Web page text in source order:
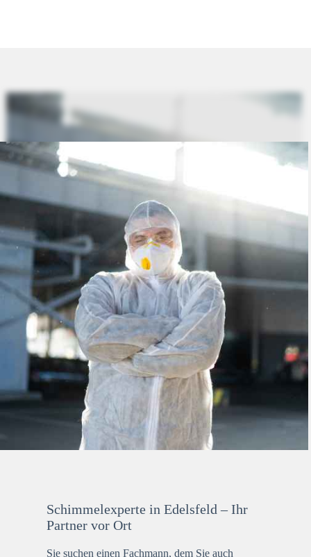
Schimmelexperte in Edelsfeld – Ihr
Partner vor Ort
Sie suchen einen Fachmann, dem Sie auch